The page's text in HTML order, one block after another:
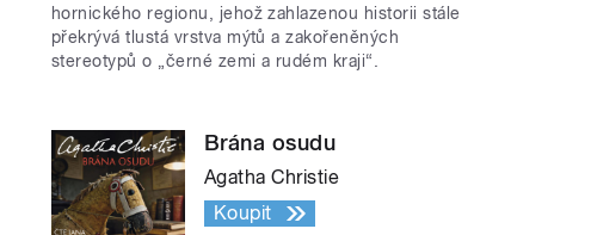
hornického regionu, jehož zahlazenou historii stále
překrývá tlustá vrstva mýtů a zakořeněných
stereotypů o „černé zemi a rudém kraji“.
Brána osudu
Agatha Christie
Koupit